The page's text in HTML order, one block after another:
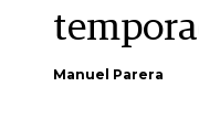
Manuel Parera